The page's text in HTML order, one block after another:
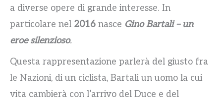
a diverse opere di grande interesse. In
particolare nel 2016 nasce Gino Bartali – un
eroe silenzioso.
Questa rappresentazione parlerà del giusto fra
le Nazioni, di un ciclista, Bartali un uomo la cui
vita cambierà con l’arrivo del Duce e del